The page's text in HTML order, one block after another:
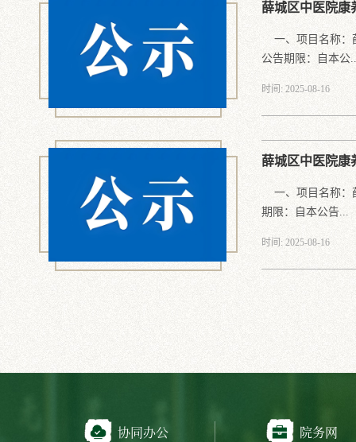
薛城区中医院康
一、项目名称：
公告期限：自本公
时间: 2025-08-16
薛城区中医院康
一、项目名称：
期限：自本公告...
时间: 2025-08-16
协同办公 院务网